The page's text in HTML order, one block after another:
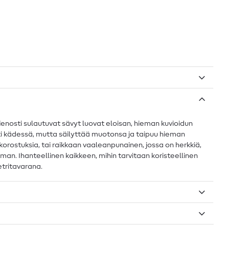
sulautuvat sävyt luovat eloisan, hieman kuvioidun
mutta säilyttää muotonsa ja taipuu hieman
tai raikkaan vaaleanpunainen, jossa on herkkiä,
Ihanteellinen kaikkeen, mihin tarvitaan koristeellinen